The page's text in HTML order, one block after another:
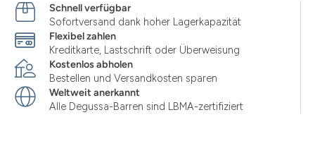
Schnell verfügbar
Sofortversand dank hoher Lagerkapazität
Flexibel zahlen
Kreditkarte, Lastschrift oder Überweisung
Kostenlos abholen
Bestellen und Versandkosten sparen
Weltweit anerkannt
Alle Degussa-Barren sind LBMA-zertifiziert